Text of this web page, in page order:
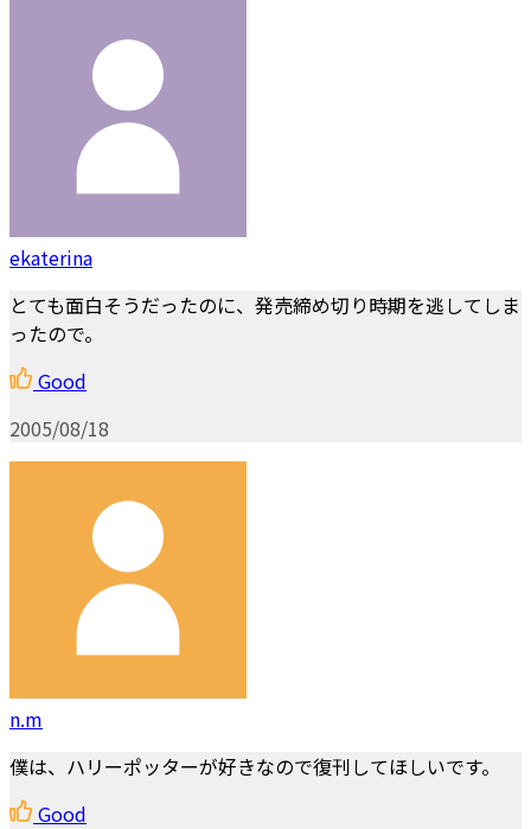
ekaterina
とても面白そうだったのに、発売締め切り時期を逃してしま
ったので。
Good
2005/08/18
n.m
僕は、ハリーポッターが好きなので復刊してほしいです。
Good